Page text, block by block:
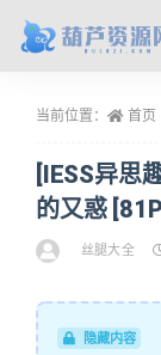
当前位置： 首页
[IESS异思
的又惑
丝腿大全
隐藏内容